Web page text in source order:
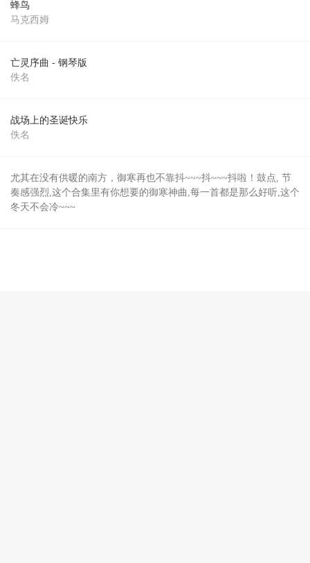
蜂鸟
马克西姆
亡灵序曲 - 钢琴版
佚名
战场上的圣诞快乐
佚名
尤其在没有供暖的南方，御寒再也不靠抖~~~抖~~~抖啦！鼓点, 节
奏感强烈,这个合集里有你想要的御寒神曲,每一首都是那么好听,这个
冬天不会冷~~~